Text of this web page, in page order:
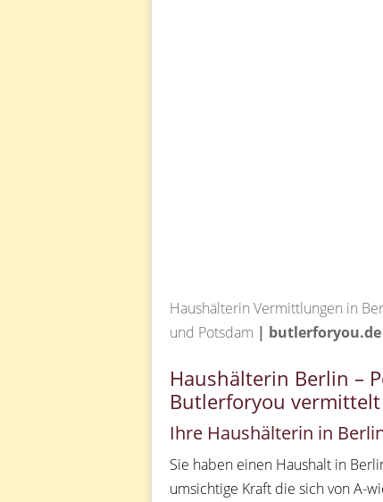
Haushälterin Vermittlungen in
und Potsdam | butlerforyou.de
Haushälterin Berlin –
Butlerforyou
Ihre Haushälterin in
Sie haben einen Haushalt in
umsichtige Kraft die sich von A-